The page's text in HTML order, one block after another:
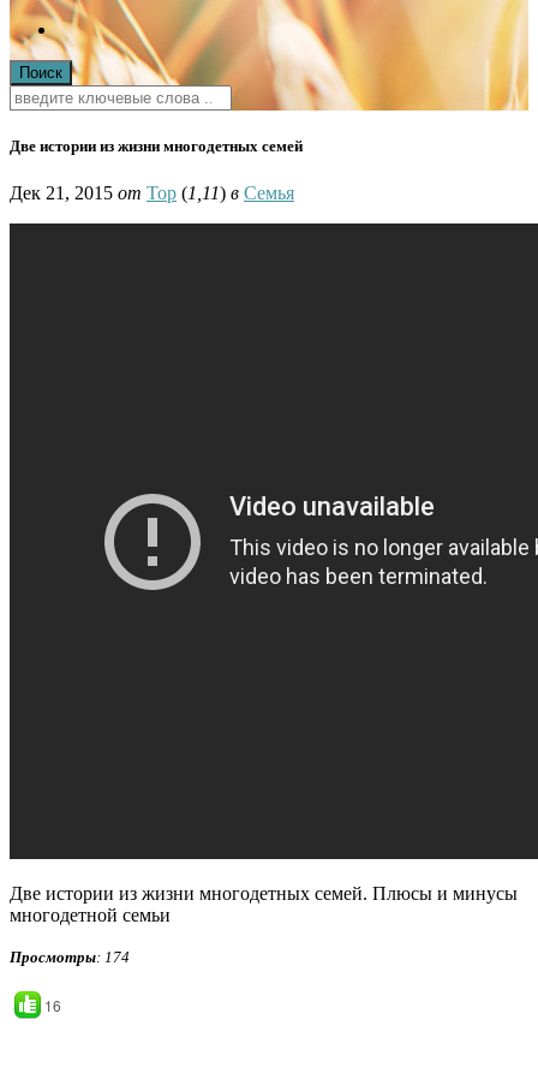
Две истории из жизни многодетных семей
Дек 21, 2015 от Тор (1,11) в Семья
Две истории из жизни многодетных семей. Плюсы и минусы
многодетной семьи
Просмотры: 174
16